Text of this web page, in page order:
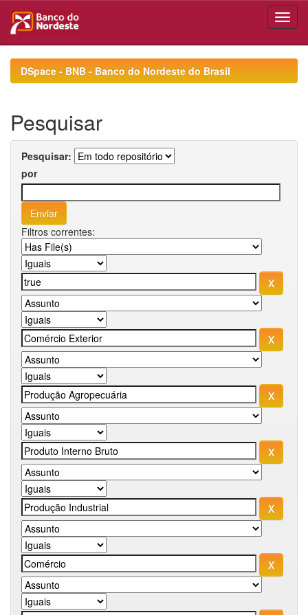
navigationDSpace - BNB - Banco do Nordeste do Brasil
Pesquisar
Pesquisar:
por
Filtros correntes: